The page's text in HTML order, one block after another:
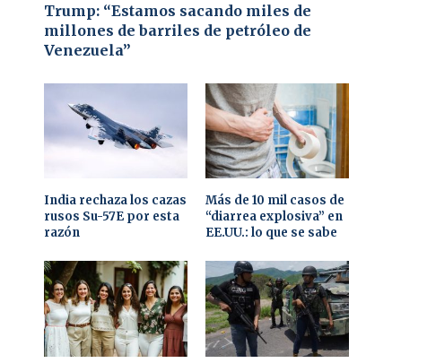
Trump: “Estamos sacando miles de
millones de barriles de petróleo de
Venezuela”
India rechaza los cazas
rusos Su-57E por esta
razón
Más de 10 mil casos de
“diarrea explosiva” en
EE.UU.: lo que se sabe